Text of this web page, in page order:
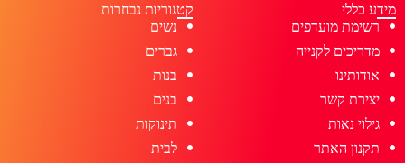
מידע כללי
רשימת מועדפים
מדריכים לקנייה
אודותינו
יצירת קשר
גילוי נאות
תקנון האתר
קטגוריות נבחרות
נשים
גברים
בנות
בנים
תינוקות
לבית